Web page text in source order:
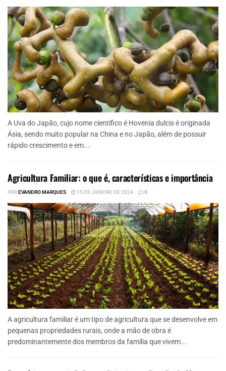
A Uva do Japão, cujo nome científico é Hovenia dulcis é originada
Ásia, sendo muito popular na China e no Japão, além de possuir
rápido crescimento e em...
Agricultura Familiar: o que é, características e importância
POREVANDRO MARQUES 15 DE JANEIRO DE 2024 0
A agricultura familiar é um tipo de agricultura que se desenvolve em
pequenas propriedades rurais, onde a mão de obra é
predominantemente dos membros da família que vivem...